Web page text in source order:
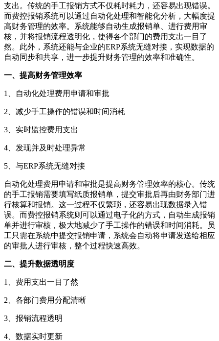
支出。传统的手工报销方式不仅耗时耗力，还容易出现错误。
而费控报销系统可以通过自动化处理和智能化分析，大幅度提
高财务管理的效率。系统能够自动生成报销单、进行费用审
核，并将报销流程透明化，使得各个部门的费用支出一目了
然。此外，系统还能与企业的ERP系统无缝对接，实现数据的
自动同步和共享，进一步提升财务管理的效率和准确性。
一、提高财务管理效率
1、自动化处理费用申请和审批
2、减少手工操作的错误和时间消耗
3、实时监控费用支出
4、发现并及时处理异常
5、与ERP系统无缝对接
自动化处理费用申请和审批是提高财务管理效率的核心。传统
的手工报销需要填写纸质报销单，提交审批后再由财务部门进
行核算和报销。这一过程不仅繁琐，还容易出现数据录入错
误。而费控报销系统则可以通过电子化的方式，自动生成报销
单并进行审核，极大地减少了手工操作的错误和时间消耗。员
工只需在系统中提交报销申请，系统会自动将申请发送给相应
的审批人进行审核，整个过程快速高效。
二、提升数据透明度
1、费用支出一目了然
2、各部门费用分配清晰
3、报销流程透明
4、数据实时更新